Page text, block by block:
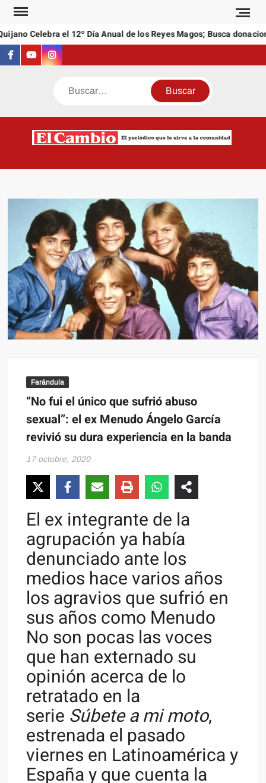
Saltar
contenidoCelebra el 12º Día Anual de los Reyes Magos; Busca
Facebook
YoutubeInstagram
Buscar
Farándula
“No fui el único que sufrió abuso
sexual”: el ex Menudo Ángelo García
revivió su dura experiencia en la banda
17 octubre, 2020
El ex integrante de la
agrupación ya había
denunciado ante los
medios hace varios años
los agravios que sufrió en
sus años como Menudo
No son pocas las voces
que han externado su
opinión acerca de lo
retratado en la
serie Súbete a mi moto,
estrenada el pasado
viernes en Latinoamérica y
España y que cuenta la